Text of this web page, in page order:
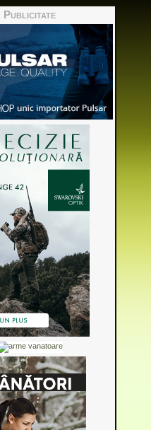
Publicitate